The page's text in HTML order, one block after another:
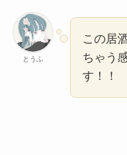
とうふ
この居
ちゃう
す！！